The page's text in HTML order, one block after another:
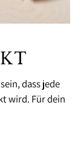
dass jede
wird. Für dein